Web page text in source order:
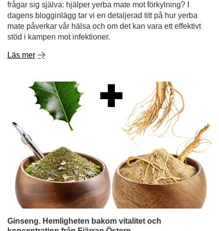
frågar sig själva: hjälper yerba mate mot förkylning? I
dagens blogginlägg tar vi en detaljerad titt på hur yerba
mate påverkar vår hälsa och om det kan vara ett effektivt
stöd i kampen mot infektioner.
Läs mer
Ginseng. Hemligheten bakom vitalitet och